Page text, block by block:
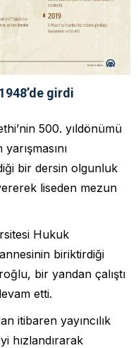
girdi
500. yıldönümü
bir dersin olgunluk
liseden mezun
Hukuk
biriktirdiği
bir yandan çalıştı
etti.
itibaren yayıncılık
hızlandırarak